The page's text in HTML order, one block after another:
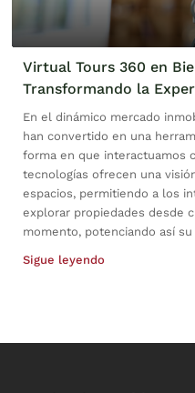
Virtual Tours 360 en
Transformando la
En el dinámico mercado
han convertido en una
forma en que interactuamos
tecnologías ofrecen una
espacios, permitiendo a los
explorar propiedades desde
momento, potenciando así
Sigue leyendo